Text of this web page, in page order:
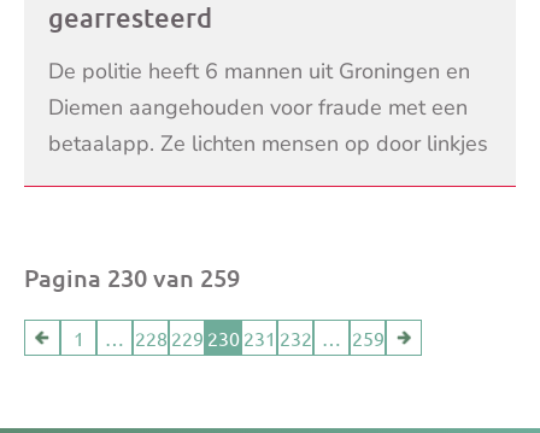
gearresteerd
De politie heeft 6 mannen uit Groningen en
Diemen aangehouden voor fraude met een
betaalapp. Ze lichten mensen op door linkjes
te sturen die lijken op die van Tikkie, een app
LEES VERDER
Pagina 230 van 259
1 … 228 229 230 231 232 … 259